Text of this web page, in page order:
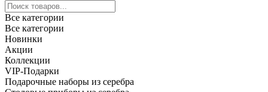
Все категории
Все категории
Новинки
Акции
Коллекции
VIP-Подарки
Подарочные наборы из серебра